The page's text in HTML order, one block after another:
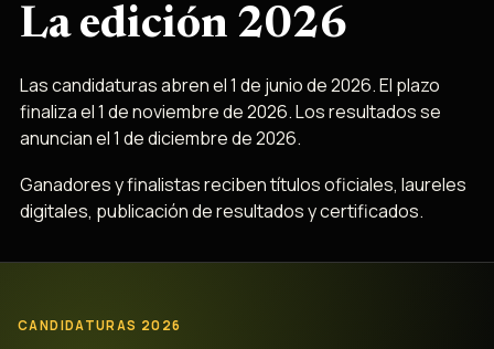
La edición 2026
Las candidaturas abren el 1 de junio de 2026. El plazo
finaliza el 1 de noviembre de 2026. Los resultados se
anuncian el 1 de diciembre de 2026.
Ganadores y finalistas reciben títulos oficiales, laureles
digitales, publicación de resultados y certificados.
CANDIDATURAS 2026